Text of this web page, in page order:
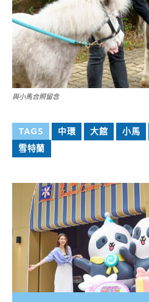
與小馬合照留念
TAGS 中環 大館 小馬
雪特蘭